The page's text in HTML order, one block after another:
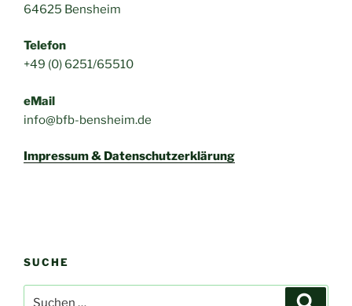
64625 Bensheim
Telefon
+49 (0) 6251/65510
eMail
info@bfb-bensheim.de
Impressum & Datenschutzerklärung
SUCHE